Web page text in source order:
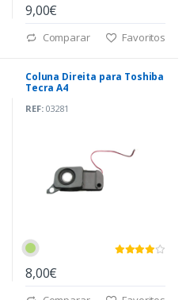
9,00€
Comparar Favoritos
Coluna Direita para Toshiba
Tecra A4
REF:03281
8,00€